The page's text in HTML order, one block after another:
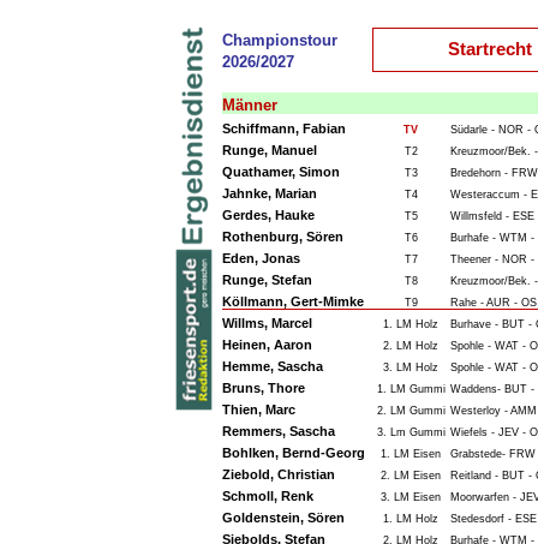
Championstour Startrecht
2026/2027
Männer
Schiffmann, Fabian TV Südarle - NOR -
Runge, Manuel T2 Kreuzmoor/Bek.
Quathamer, Simon T3 Bredehorn -
Jahnke, Marian T4 Westeraccum -
Gerdes, Hauke T5 Willmsfeld - ESE
Rothenburg, Sören T6 Burhafe - WTM -
Eden, Jonas T7 Theener - NOR -
Runge, Stefan T8 Kreuzmoor/Bek.
Köllmann, Gert-Mimke T9 Rahe - AUR - OS
Willms, Marcel 1. LM Holz Burhave - BUT -
Heinen, Aaron 2. LM Holz Spohle - WAT -
Hemme, Sascha 3. LM Holz Spohle - WAT -
Bruns, Thore 1. LM Gummi Waddens- BUT -
Thien, Marc 2. LM Gummi Westerloy -
Remmers, Sascha 3. Lm Gummi Wiefels - JEV -
Bohlken, Bernd-Georg 1. LM Eisen Grabstede- FRW
Ziebold, Christian 2. LM Eisen Reitland - BUT -
Schmoll, Renk 3. LM Eisen Moorwarfen -
Goldenstein, Sören 1. LM Holz Stedesdorf -
Siebolds, Stefan 2. LM Holz Burhafe - WTM -